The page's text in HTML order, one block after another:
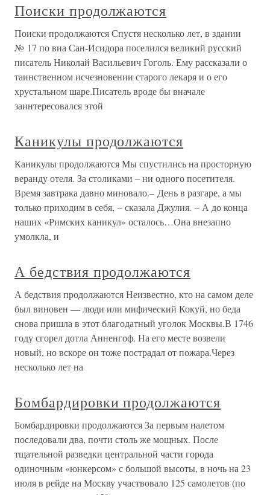
Поиски продолжаются
Поиски продолжаются Спустя несколько лет, в здании
№ 17 по виа Сан-Исидора поселился великий русский
писатель Николай Васильевич Гоголь. Ему рассказали о
таинственном исчезновении старого лекаря и о его
хрустальном шаре.Писатель вроде бы вначале
заинтересовался этой
Каникулы продолжаются
Каникулы продолжаются Мы спустились на просторную
веранду отеля. За столиками – ни одного посетителя.
Время завтрака давно миновало.– День в разгаре, а мы
только приходим в себя, – сказала Джулия. – А до конца
наших «Римских каникул» осталось…Она внезапно
умолкла, и
А бедствия продолжаются
А бедствия продолжаются Неизвестно, кто на самом деле
был виновен — люди или мифический Кокуй, но беда
снова пришла в этот благодатный уголок Москвы.В 1746
году сгорел дотла Анненгоф. На его месте возвели
новый, но вскоре он тоже пострадал от пожара.Через
несколько лет на
Бомбардировки продолжаются
Бомбардировки продолжаются За первым налетом
последовали два, почти столь же мощных. После
тщательной разведки центральной части города
одиночным «юнкерсом» с большой высоты, в ночь на 23
июля в рейде на Москву участвовало 125 самолетов (по